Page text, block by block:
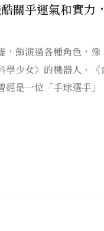
關乎運氣和實力
，飾演過各種角色，
學少女》的機器人、
經是一位「手球選手